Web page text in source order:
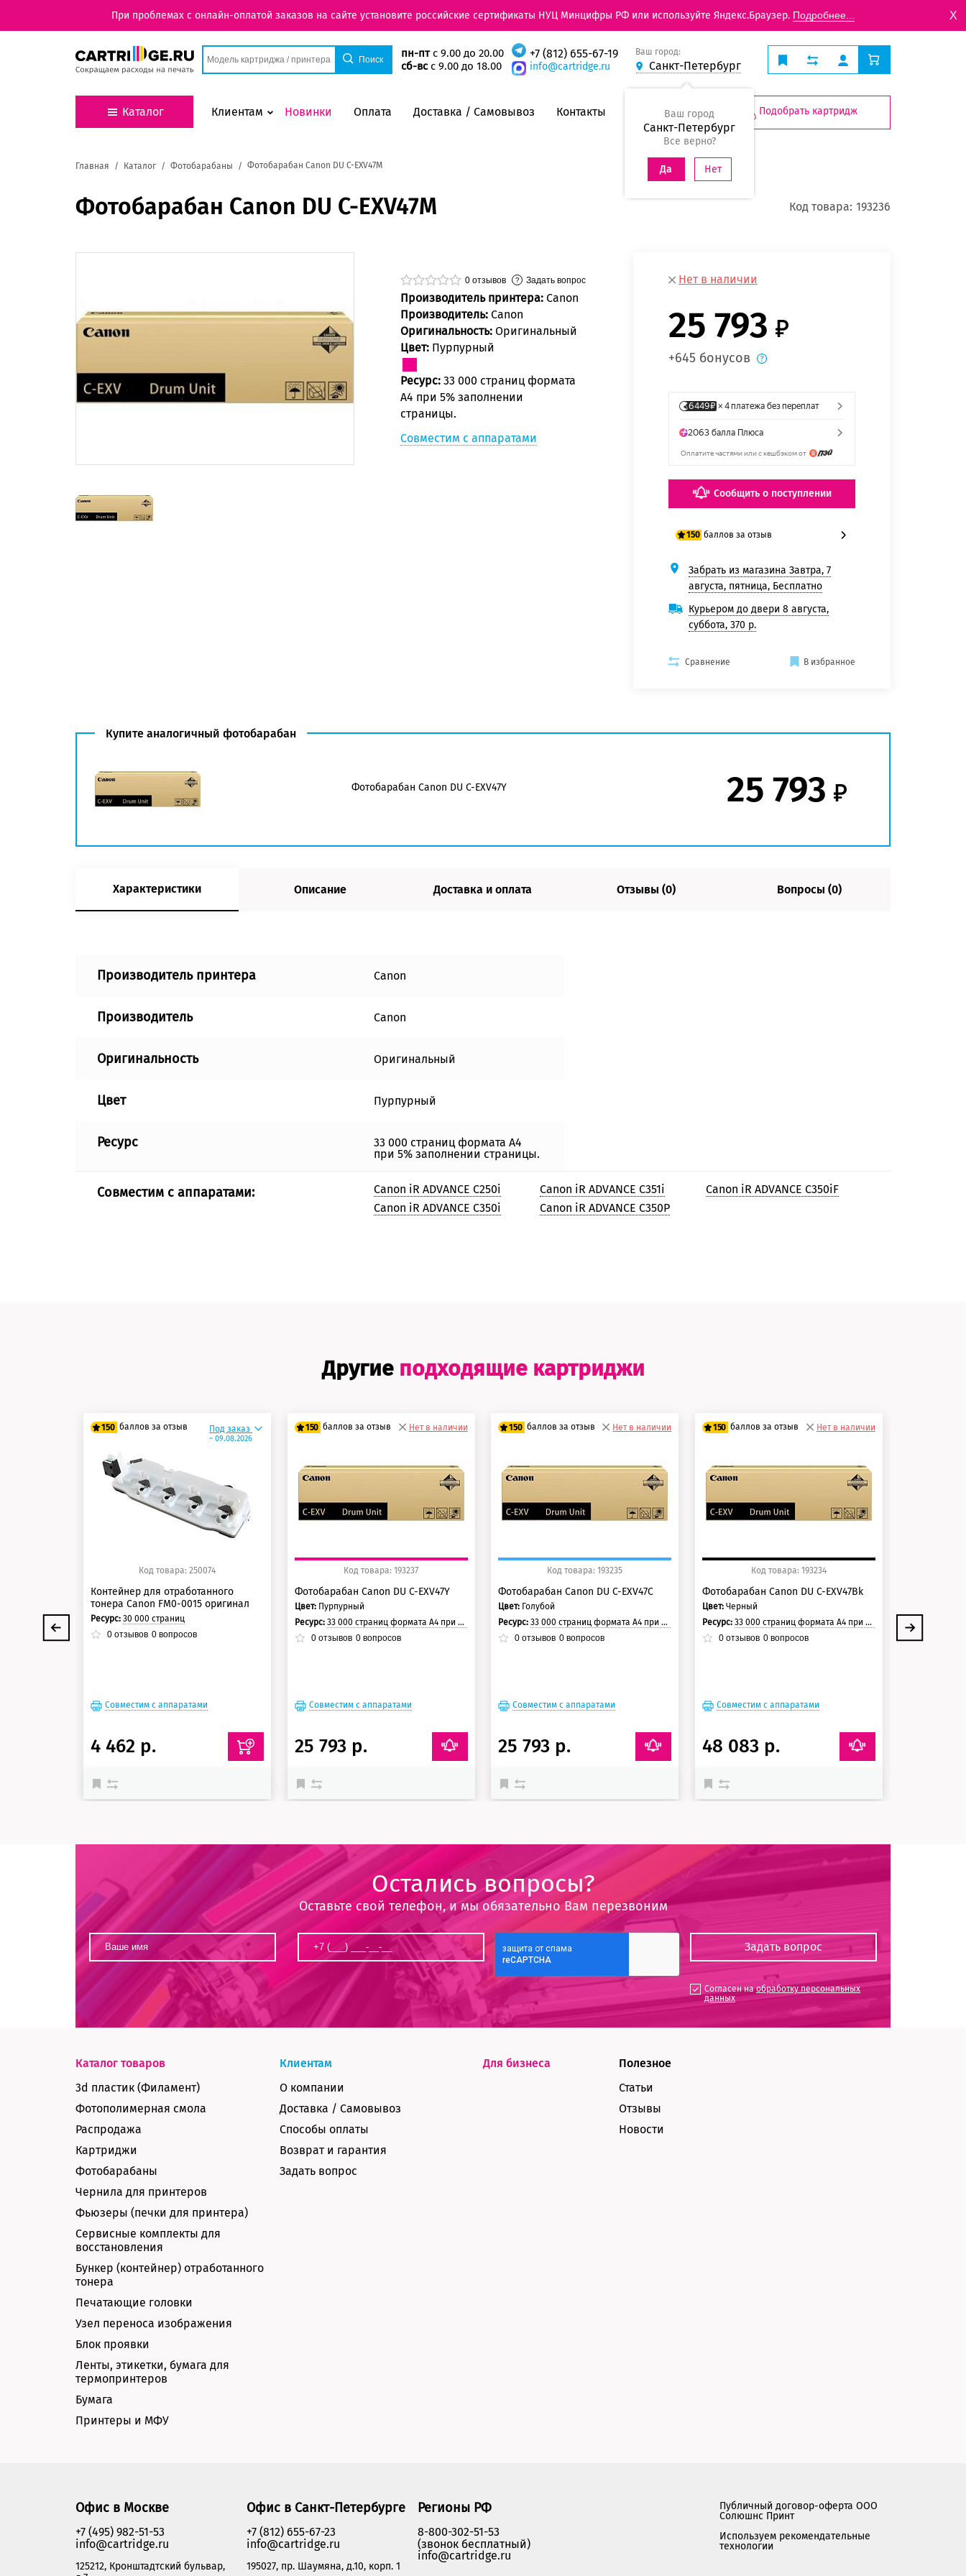
При проблемах с онлайн-оплатой заказов на сайте установите российские сертификаты НУЦ Минцифры РФ или используйте Яндекс.Браузер. Подробнее... X
пн-птс 9.00 до 20.00
сб-всс 9.00 до 18.00
+7 (812) 655-67-19
info@cartridge.ru
Ваш город:
Санкт-Петербург
Ваш город
Санкт-Петербург
Все верно?
Да Нет
Каталог Клиентам Новинки Оплата Доставка / Самовывоз Контакты Подобрать картридж
Главная Каталог Фотобарабаны Фотобарабан Canon DU C-EXV47M
Фотобарабан Canon DU C-EXV47M Код товара: 193236
0 отзывов Задать вопрос
Производитель принтера: Canon
Производитель: Canon
Оригинальность: Оригинальный
Цвет: Пурпурный
Ресурс: 33 000 страниц формата
А4 при 5% заполнении
страницы.
Совместим с аппаратами
Нет в наличии
25 793
+645 бонусов
Сообщить о поступлении
150 баллов за отзыв
125 баллов
150 баллов
Забрать из магазина Завтра, 7
августа, пятница, Бесплатно
Курьером до двери 8 августа,
суббота, 370 р.
Сравнение В избранное
Купите аналогичный фотобарабан
Фотобарабан Canon DU C-EXV47Y 25 793
Характеристики Описание Доставка и оплата Отзывы (0) Вопросы (0)
Производитель принтера Canon
Производитель Canon
Оригинальность Оригинальный
Цвет Пурпурный
Ресурс
33 000 страниц формата А4
при 5% заполнении страницы.
Совместим с аппаратами:
Canon iR ADVANCE C250i
Canon iR ADVANCE C350i
Canon iR ADVANCE C351i
Canon iR ADVANCE C350P
Canon iR ADVANCE C350iF
Другие подходящие картриджи
150 баллов за отзыв
125 баллов
150 баллов
Под заказ
~ 09.08.2026
Код товара: 250074
Контейнер для отработанного
тонера Canon FM0-0015 оригинал
Ресурс:30 000 страниц
0 отзывов 0 вопросов
Совместим с аппаратами
4 462 р.
150 баллов за отзыв
125 баллов
150 баллов
Нет в наличии
Код товара: 193237
Фотобарабан Canon DU C-EXV47Y
Цвет: Пурпурный
Ресурс: 33 000 страниц формата А4 при 5% заполнении страницы.
0отзывов 0вопросов
Совместим с аппаратами
25 793 р.
150 баллов за отзыв
125 баллов
150 баллов
Нет в наличии
Код товара: 193235
Фотобарабан Canon DU C-EXV47C
Цвет: Голубой
Ресурс:33 000 страниц формата А4 при 5% заполнении страницы.
0 отзывов 0 вопросов
Совместим с аппаратами
25 793 р.
150 баллов за отзыв
125 баллов
150 баллов
Нет в наличии
Код товара: 193234
Фотобарабан Canon DU C-EXV47Bk
Цвет: Черный
Ресурс: 33 000 страниц формата А4 при 5% заполнении страницы.
0отзывов 0вопросов
Совместим с аппаратами
48 083 р.
Ресурс:
Остались вопросы?
Оставьте свой телефон, и мы обязательно Вам перезвоним
Согласен наобработку персональных
данных
Каталог товаров
3d пластик (Филамент)
Фотополимерная смола
Распродажа
Картриджи
Фотобарабаны
Чернила для принтеров
Фьюзеры (печки для принтера)
Сервисные комплекты для
восстановления
Бункер (контейнер) отработанного
тонера
Печатающие головки
Узел переноса изображения
Блок проявки
Ленты, этикетки, бумага для
термопринтеров
Бумага
Принтеры и МФУ
Клиентам
О компании
Доставка / Самовывоз
Способы оплаты
Возврат и гарантия
Задать вопрос
Для бизнеса
Полезное
Статьи
Отзывы
Новости
Офис в Москве
+7 (495) 982-51-53
info@cartridge.ru
125212, Кронштадтский бульвар,
Офис в Санкт-Петербурге
+7 (812) 655-67-23
info@cartridge.ru
195027, пр. Шаумяна, д.10, корп. 1
Регионы РФ
8-800-302-51-53
(звонок бесплатный)
info@cartridge.ru
Публичный договор-оферта ООО
Солюшнс Принт
Используем рекомендательные
технологии